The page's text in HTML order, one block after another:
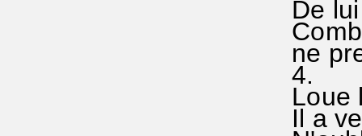
De
ne
4.
Loue
Il a